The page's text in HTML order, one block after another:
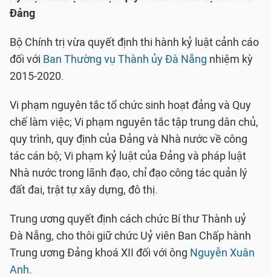
Đảng
Bộ Chính trị vừa quyết định thi hành kỷ luật cảnh cáo
đối với Ban Thường vụ Thành ủy Đà Nẵng nhiệm kỳ
2015-2020.
Vi phạm nguyên tắc tổ chức sinh hoạt đảng và Quy
chế làm việc; Vi phạm nguyên tắc tập trung dân chủ,
quy trình, quy định của Đảng và Nhà nước về công
tác cán bộ; Vi phạm kỷ luật của Đảng và pháp luật
Nhà nước trong lãnh đạo, chỉ đạo công tác quản lý
đất đai, trật tự xây dựng, đô thị.
Trung ương quyết định cách chức Bí thư Thành uỷ
Đà Nẵng, cho thôi giữ chức Uỷ viên Ban Chấp hành
Trung ương Đảng khoá XII đối với ông Nguyễn Xuân
Anh.